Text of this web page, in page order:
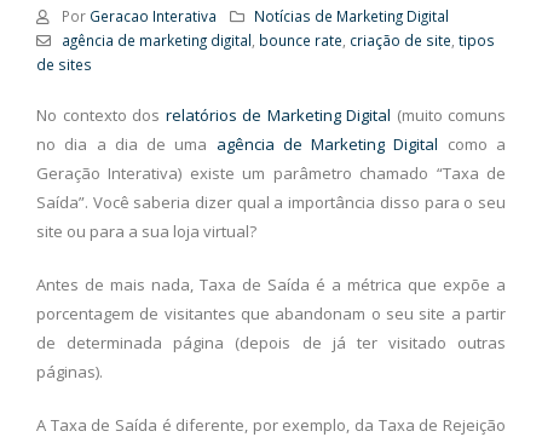
Por Geracao Interativa
Notícias de Marketing Digital
agência de marketing digital bounce rate criação de site tipos
de sites
No contexto dos relatórios de Marketing Digital (muito comuns
no dia a dia de uma agência de Marketing Digital como a
Geração Interativa) existe um parâmetro chamado “Taxa de
Saída”. Você saberia dizer qual a importância disso para o seu
site ou para a sua loja virtual?
Antes de mais nada, Taxa de Saída é a métrica que expõe a
porcentagem de visitantes que abandonam o seu site a partir
de determinada página (depois de já ter visitado outras
páginas).
A Taxa de Saída é diferente, por exemplo, da Taxa de Rejeição